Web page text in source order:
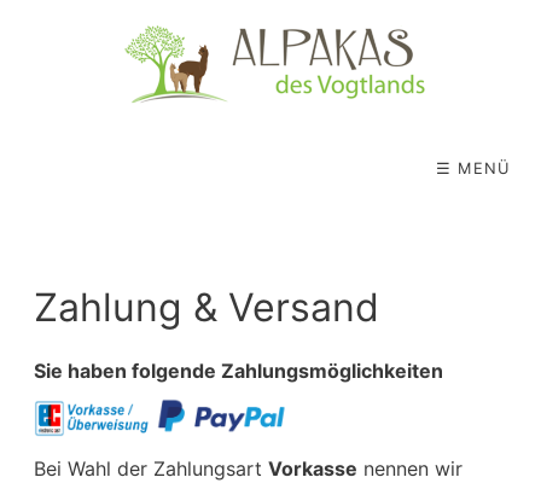
☰ MENÜ
Zahlung & Versand
Sie haben folgende Zahlungsmöglichkeiten
Bei Wahl der ZahlungsartVorkasse nennen wir